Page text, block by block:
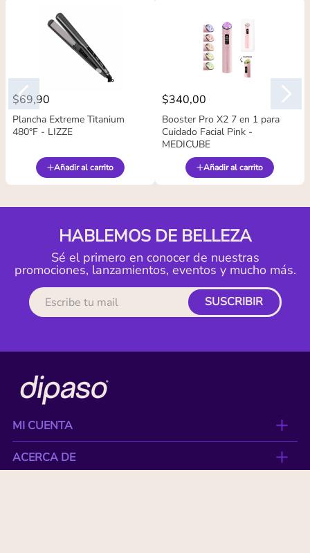
$69,90
Plancha Extreme Titanium
480°F - LIZZE
Añadir al carrito
$340,00
Booster Pro X2 7 en 1 para
Cuidado Facial Pink -
MEDICUBE
Añadir al carrito
HABLEMOS DE BELLEZA
Sé el primero en conocer de nuestras
promociones, lanzamientos, eventos y mucho más.
SUSCRIBIR
MI CUENTA
ACERCA DE